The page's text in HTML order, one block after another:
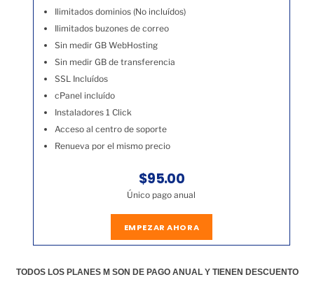
Ilimitados dominios (No incluídos)
Ilimitados buzones de correo
Sin medir GB WebHosting
Sin medir GB de transferencia
SSL Incluídos
cPanel incluído
Instaladores 1 Click
Acceso al centro de soporte
Renueva por el mismo precio
$95.00
Único pago anual
EMPEZAR AHORA
TODOS LOS PLANES M SON DE PAGO ANUAL Y TIENEN DESCUENTO